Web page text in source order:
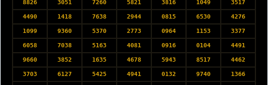
8826 3051 7260 5821 3816 1049 3517
4490 1418 7638 2944 0815 6530 4276
1099 9360 5370 2773 0964 1153 3377
6058 7038 5163 4081 0916 0104 4491
9660 3852 1635 4678 5943 8517 4462
3703 6127 5425 4941 0132 9740 1366